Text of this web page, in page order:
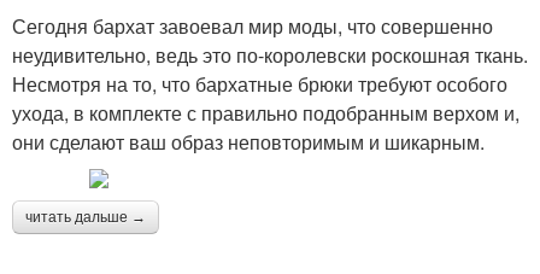
Сегодня бархат завоевал мир моды, что совершенно
неудивительно, ведь это по-королевски роскошная ткань.
Несмотря на то, что бархатные брюки требуют особого
ухода, в комплекте с правильно подобранным верхом и,
они сделают ваш образ неповторимым и шикарным.
читать дальше →